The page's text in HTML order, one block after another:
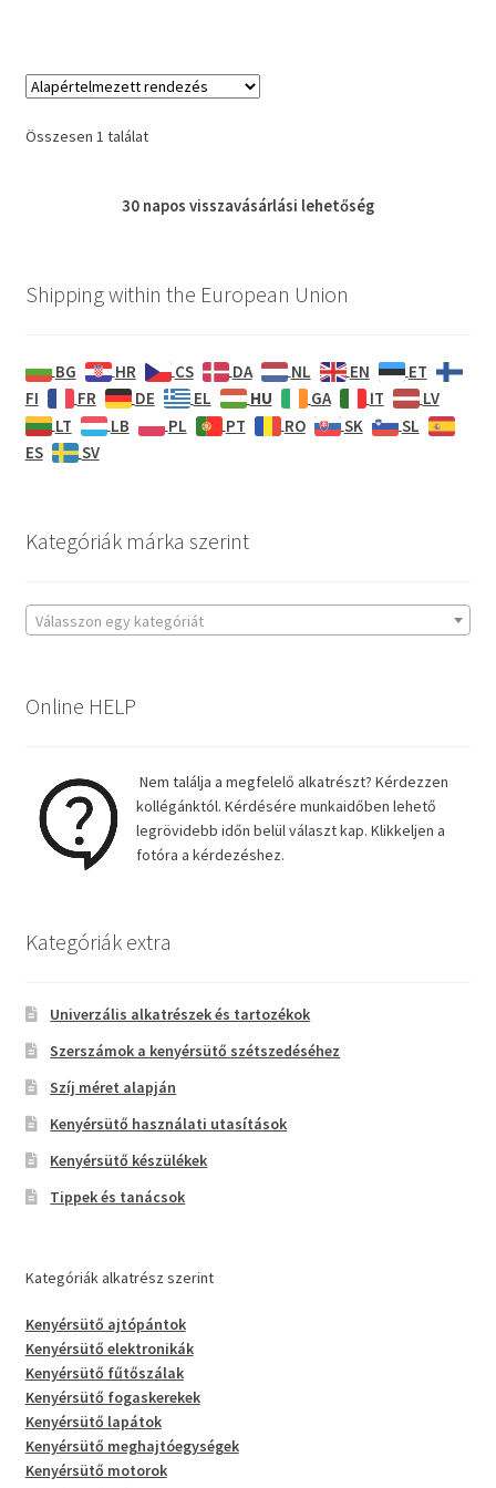
Összesen 1 találat
30 napos visszavásárlási lehetőség
Shipping within the European Union
BG HR CS DA NL EN
ET
FI
FR DE EL HU GA IT
LV
LT
LB PL PT RO SK
SL
ES
SV
Kategóriák márka szerint
Válasszon egy kategóriát
Online HELP
Nem találja a megfelelő alkatrészt? Kérdezzen
kollégánktól. Kérdésére munkaidőben lehető
legrövidebb időn belül választ kap. Klikkeljen a
fotóra a kérdezéshez.
Kategóriák extra
Univerzális alkatrészek és tartozékok
Szerszámok a kenyérsütő szétszedéséhez
Szíj méret alapján
Kenyérsütő használati utasítások
Kenyérsütő készülékek
Tippek és tanácsok
Kategóriák alkatrész szerint
Kenyérsütő ajtópántok
Kenyérsütő elektronikák
Kenyérsütő fűtőszálak
Kenyérsütő fogaskerekek
Kenyérsütő lapátok
Kenyérsütő meghajtóegységek
Kenyérsütő motorok